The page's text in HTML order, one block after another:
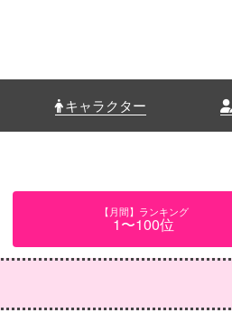
キャラクター
【月間】ランキング
1〜100位